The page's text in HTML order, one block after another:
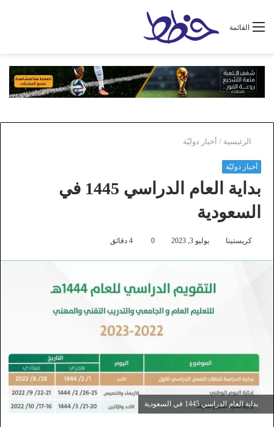
القائمة
الرئيسية / أخبار دوليّة
أخبار دوليّة
بداية العام الدراسي 1445 في
السعودية
كريستينا يوليو 3, 2023 0
بداية العام الدراسي 1445 في السعودية